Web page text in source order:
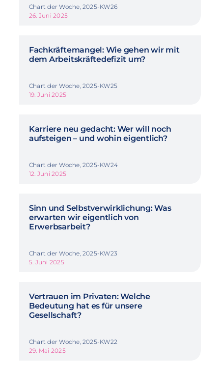
Chart der Woche, 2025-KW26
26. Juni 2025
Fachkräftemangel: Wie gehen wir mit
dem Arbeitskräftedefizit um?
Chart der Woche, 2025-KW25
19. Juni 2025
Karriere neu gedacht: Wer will noch
aufsteigen – und wohin eigentlich?
Chart der Woche, 2025-KW24
12. Juni 2025
Sinn und Selbstverwirklichung: Was
erwarten wir eigentlich von
Erwerbsarbeit?
Chart der Woche, 2025-KW23
5. Juni 2025
Vertrauen im Privaten: Welche
Bedeutung hat es für unsere
Gesellschaft?
Chart der Woche, 2025-KW22
29. Mai 2025